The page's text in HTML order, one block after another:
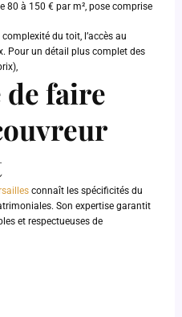
80 à 150 € par m², pose comprise
du toit, l’accès au
Pour un détail plus complet des
faire
connaît les spécificités du
Son expertise garantit
et respectueuses de